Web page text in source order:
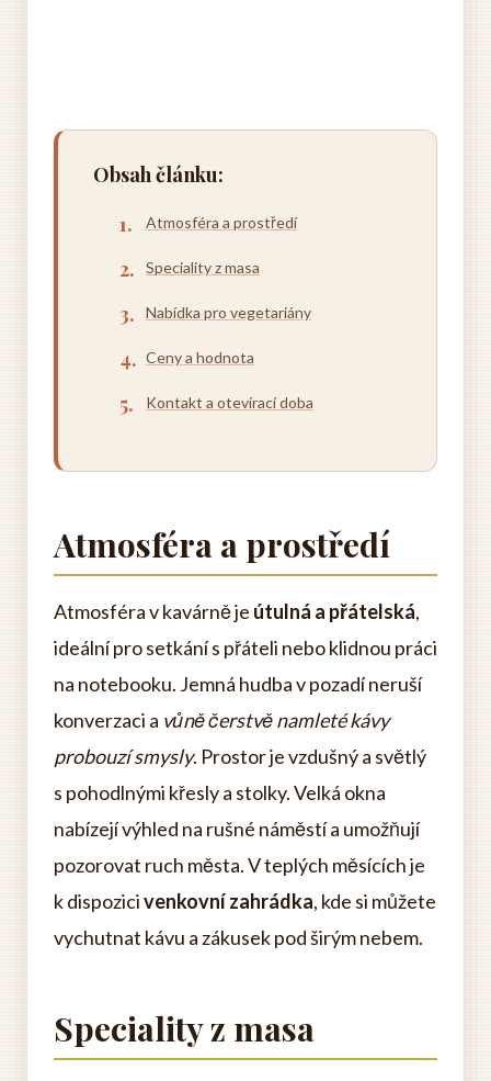
Obsah článku:
Atmosféra a prostředí
Speciality z masa
Nabídka pro vegetariány
Ceny a hodnota
Kontakt a otevírací doba
Atmosféra a prostředí
Atmosféra v kavárně je útulná a přátelská,
ideální pro setkání s přáteli nebo klidnou práci
na notebooku. Jemná hudba v pozadí neruší
konverzaci a vůně čerstvě namleté kávy
probouzí smysly. Prostor je vzdušný a světlý
s pohodlnými křesly a stolky. Velká okna
nabízejí výhled na rušné náměstí a umožňují
pozorovat ruch města. V teplých měsících je
k dispozicivenkovní zahrádka, kde si můžete
vychutnat kávu a zákusek pod širým nebem.
Speciality z masa